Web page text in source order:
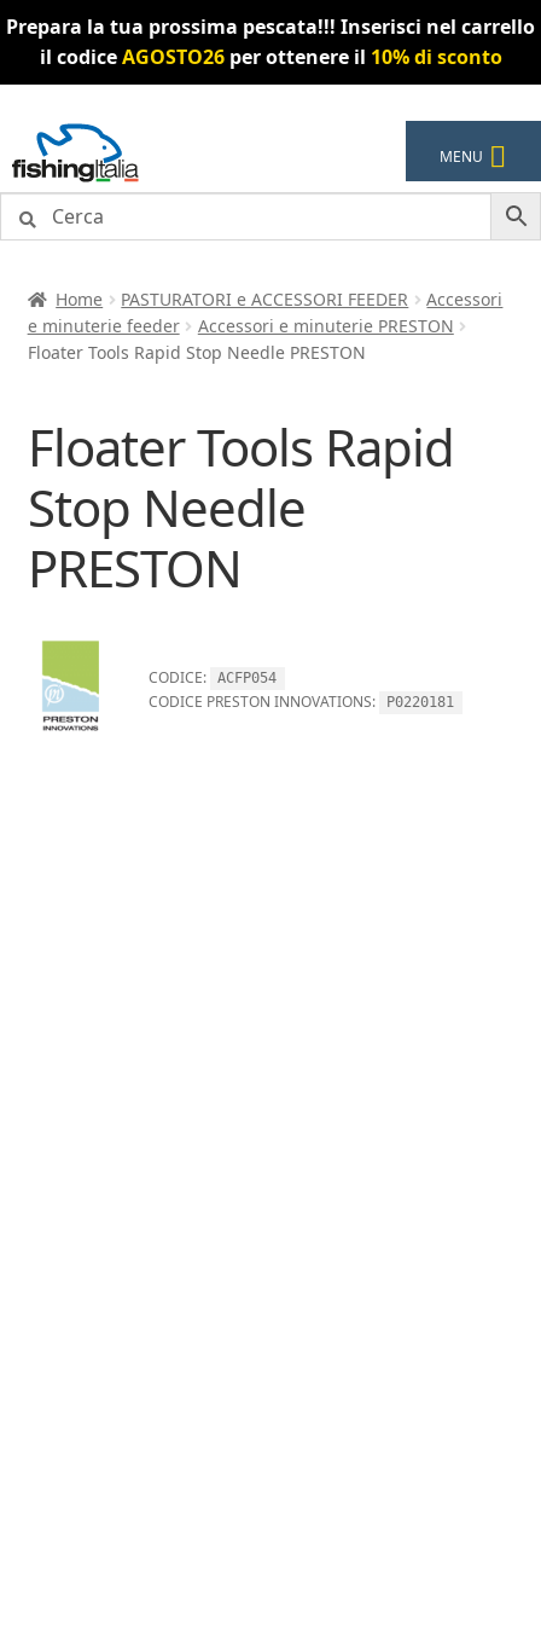
Prepara la tua prossima pescata!!! Inserisci nel carrello
il codiceAGOSTO26per ottenere il 10% di sconto
alla
navigazione
al
contenuto
MENU
Home PASTURATORI e ACCESSORI FEEDER
Accessori
e minuterie feeder
Accessori e minuterie PRESTON
Floater Tools Rapid Stop Needle PRESTON
Floater Tools Rapid
Stop Needle
PRESTON
CODICE: ACFP054
CODICE PRESTON INNOVATIONS: P0220181